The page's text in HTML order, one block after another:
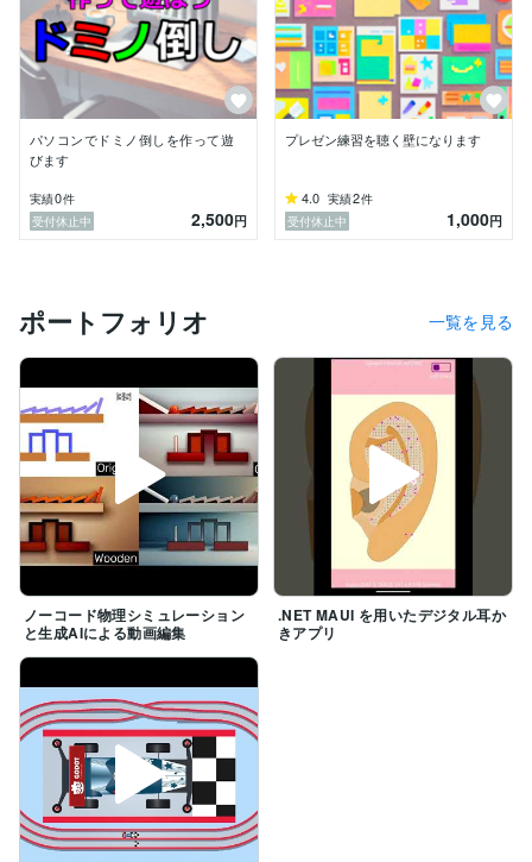
パソコンでドミノ倒しを作って遊
びます
実績0件
受付休止中
2,500円
プレゼン練習を聴く壁になります
4.0 実績2件
受付休止中
1,000円
ポートフォリオ 一覧を見る
ノーコード物理シミュレーション
と生成AIによる動画編集
.NET MAUI を用いたデジタル耳か
きアプリ